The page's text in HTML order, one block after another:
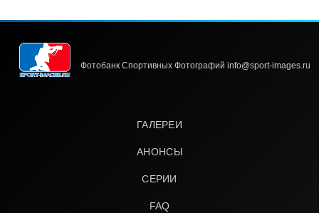
Фотобанк Спортивных Фотографий info@sport-images.ru
ГАЛЕРЕИ
АНОНСЫ
СЕРИИ
FAQ